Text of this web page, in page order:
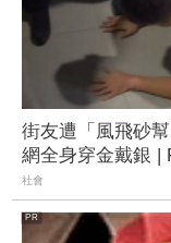
街友遭「風飛砂
網全身穿金戴銀 |
社會